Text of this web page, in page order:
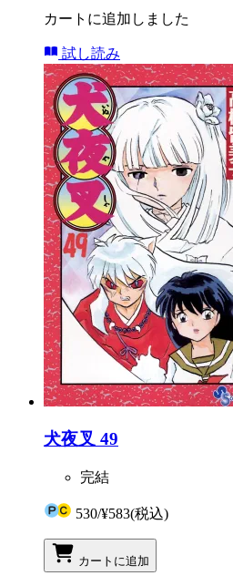
カートに追加しました
試し読み
犬夜叉 49
完結
530/¥583(税込)
カートに追加